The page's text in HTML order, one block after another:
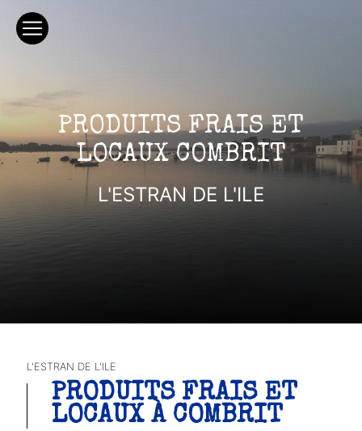
PRODUITS FRAIS ET
LOCAUX COMBRIT
L'ESTRAN DE L'ILE
L'ESTRAN DE L'ILE
PRODUITS FRAIS ET
LOCAUX À COMBRIT
Panneau de gestion des cookies